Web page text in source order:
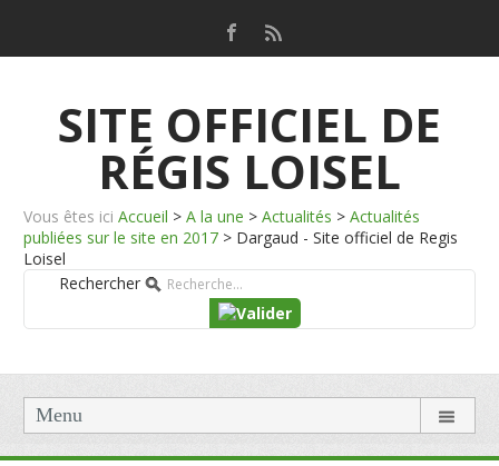
SITE OFFICIEL DE
RÉGIS LOISEL
Vous êtes ici Accueil > A la une > Actualités > Actualités
publiées sur le site en 2017 > Dargaud - Site officiel de Regis
Loisel
Rechercher
Menu